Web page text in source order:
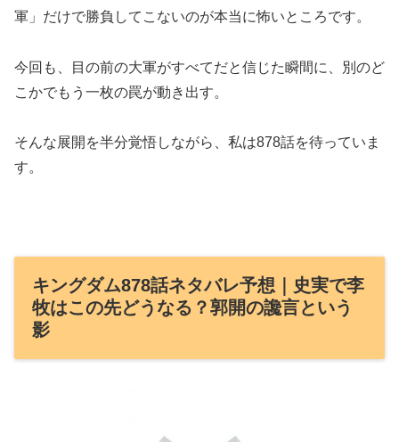
軍」だけで勝負してこないのが本当に怖いところです。
今回も、目の前の大軍がすべてだと信じた瞬間に、別のど
こかでもう一枚の罠が動き出す。
そんな展開を半分覚悟しながら、私は878話を待っていま
す。
キングダム878話ネタバレ予想｜史実で李
牧はこの先どうなる？郭開の讒言という
影